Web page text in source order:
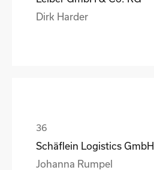
Dirk Harder
Schäflein Logistics GmbH
Johanna Rumpel